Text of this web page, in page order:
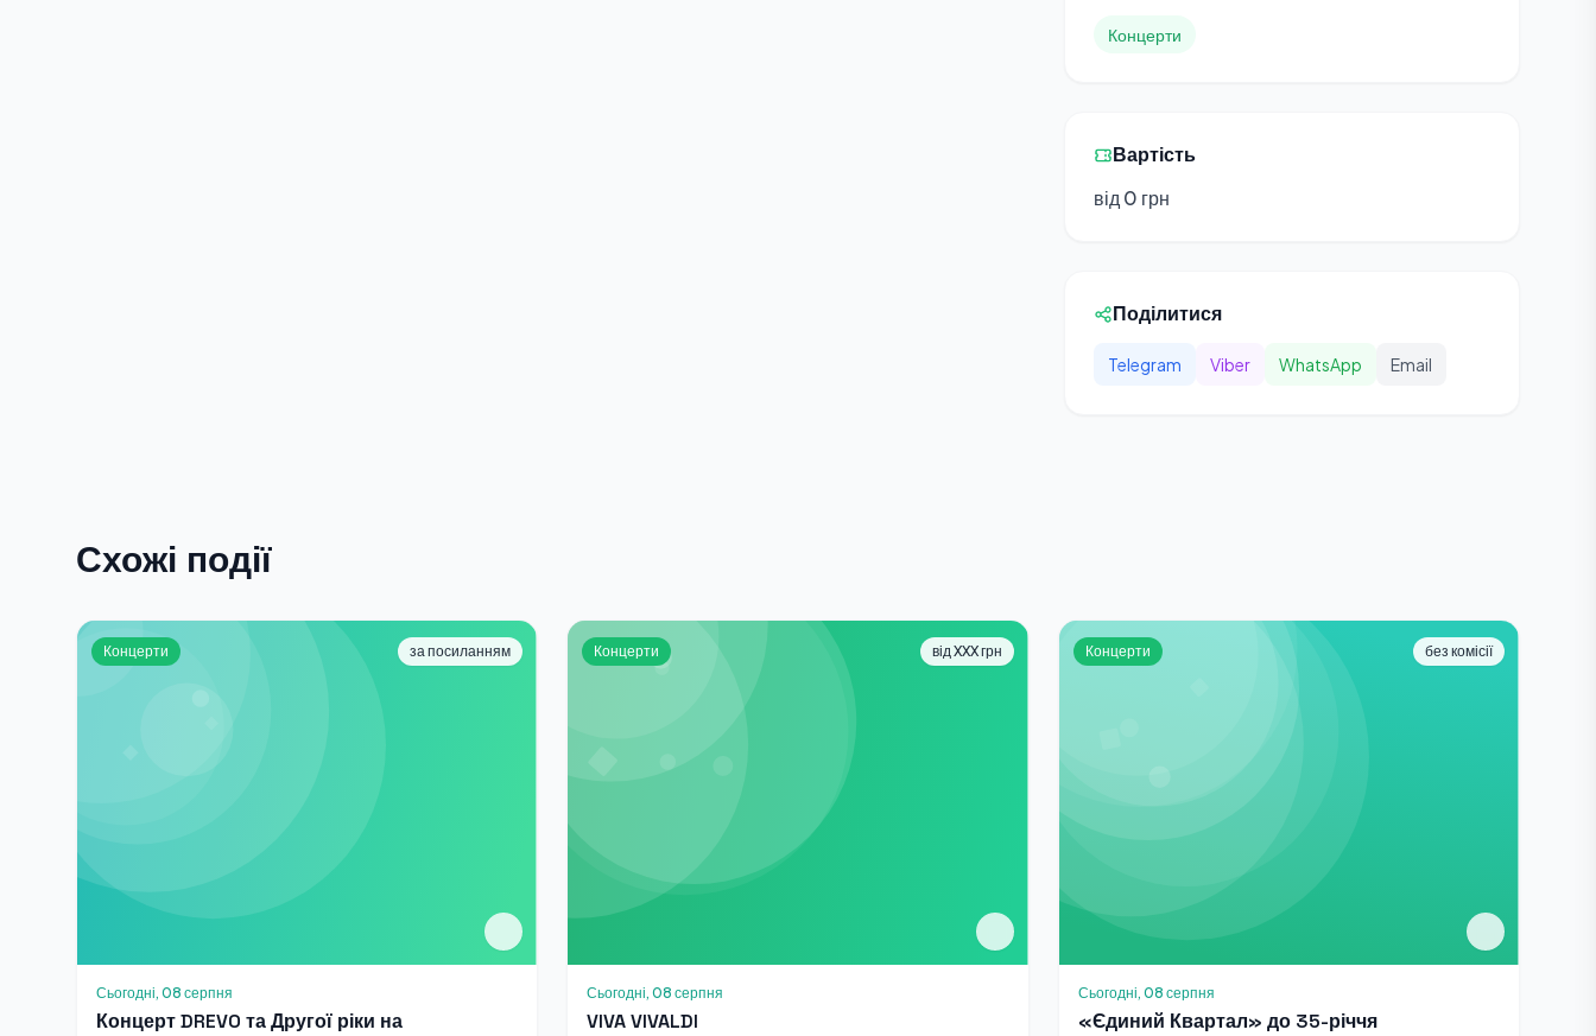
Концерти
Вартість
від 0 грн
Поділитися
Telegram Viber WhatsApp Email
Схожі події
Концерти за посиланням
Сьогодні, 08 серпня
Концерт DREVO та Другої ріки на
Концерти від XXX грн
Сьогодні, 08 серпня
VIVA VIVALDI
Концерти без комісії
Сьогодні, 08 серпня
«Єдиний Квартал» до 35-річчя